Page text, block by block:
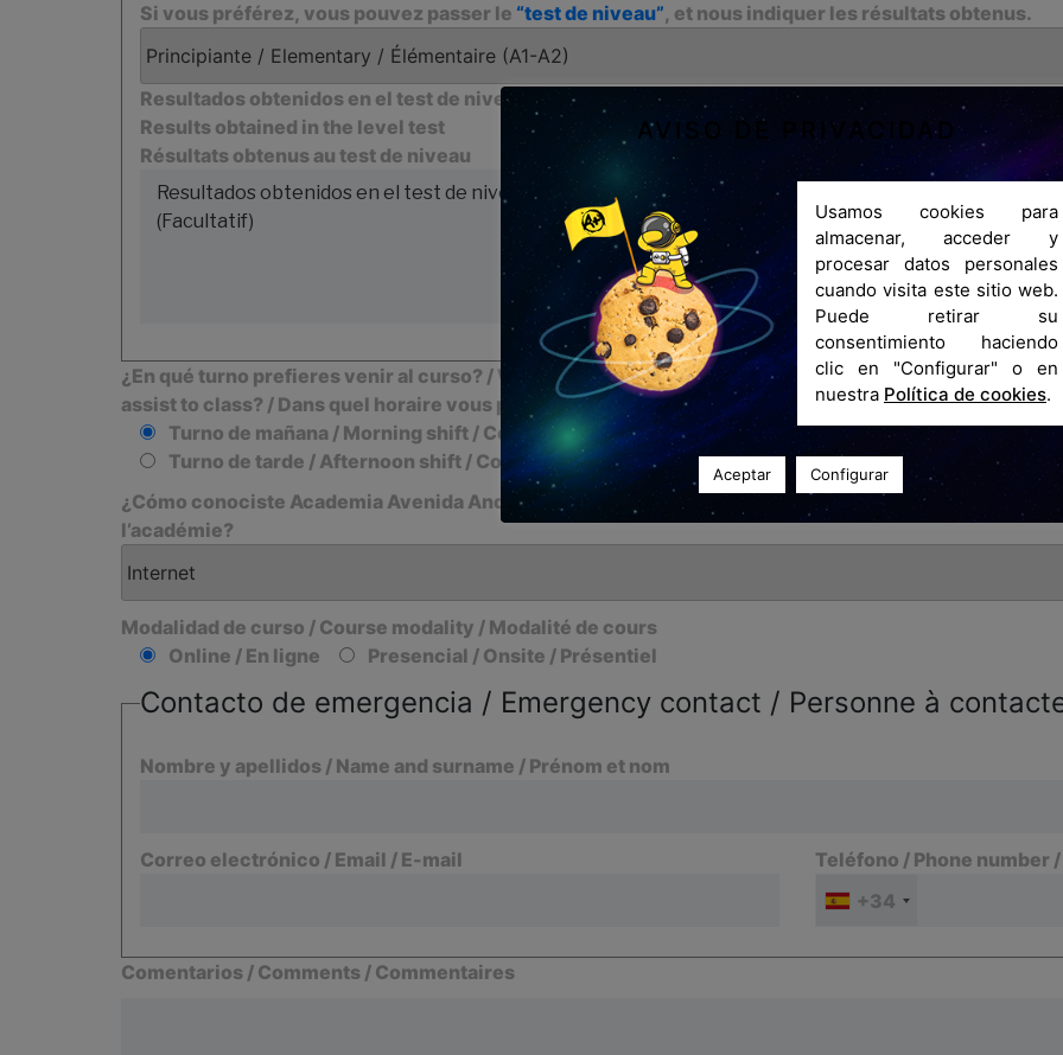
Si vous préférez, vous pouvez passer le “test de niveau”, et nous indiquer les résultats obtenus.
Resultados obtenidos en el test de nivel
Results obtained in the level test
Résultats obtenus au test de niveau
¿En qué turno prefieres venir al curso? / What shift do you prefer to
assist to class? / Dans quel horaire vous préférez venir au cours?
Turno de mañana / Morning shift / Cours du matin
Turno de tarde / Afternoon shift / Cours de l’après-midi
Fecha de inicio / Start
2 de mayo de 2023
4 de septiembre de
¿Cómo conociste Academia Avenida Andalucía? / How did you find out about Academia Avenida
l’académie?
Modalidad de curso / Course modality / Modalité de cours
Online / En ligne
Presencial / Onsite / Présentiel
Contacto de emergencia / Emergency contact / Personne à
Nombre y apellidos / Name and surname / Prénom et nom
Correo electrónico / Email / E-mail
Teléfono / Phone number
+34
Comentarios / Comments / Commentaires
AVISO DE PRIVACIDAD
Usamos cookies para
almacenar, acceder y
procesar datos personales
cuando visita este sitio web.
Puede retirar su
consentimiento haciendo
clic en "Configurar" o en
nuestra Política de cookies.
Aceptar Configurar